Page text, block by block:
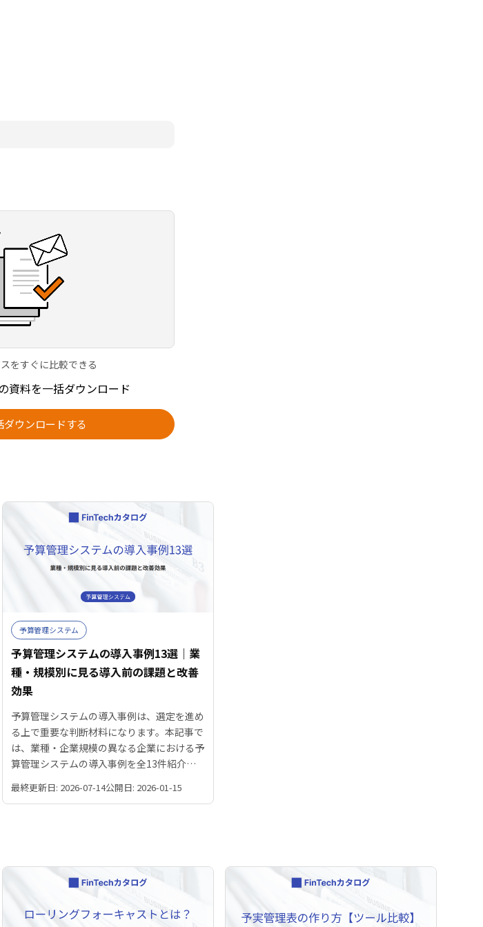
をすぐに比較できる
資料を一括ダウンロード
ダウンロードする
予算管理システム
予算管理システムの導入事例13選｜業
種・規模別に見る導入前の課題と改善
効果
予算管理システムの導入事例は、選定を進め
る上で重要な判断材料になります。本記事で
は、業種・企業規模の異なる企業における予
算管理システムの導入事例を全13件紹介。
いるため、事例を比較しながら自社に合うシ
最終更新日: 2026-07-14公開日: 2026-01-15